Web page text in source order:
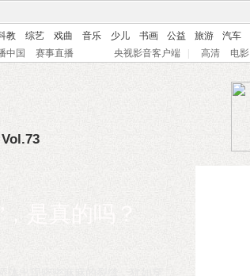
教 综艺 戏曲 音乐 少儿 书画 公益 旅游 汽车
中国 赛事直播 央视影音客户端 高清 电影
是真的吗？